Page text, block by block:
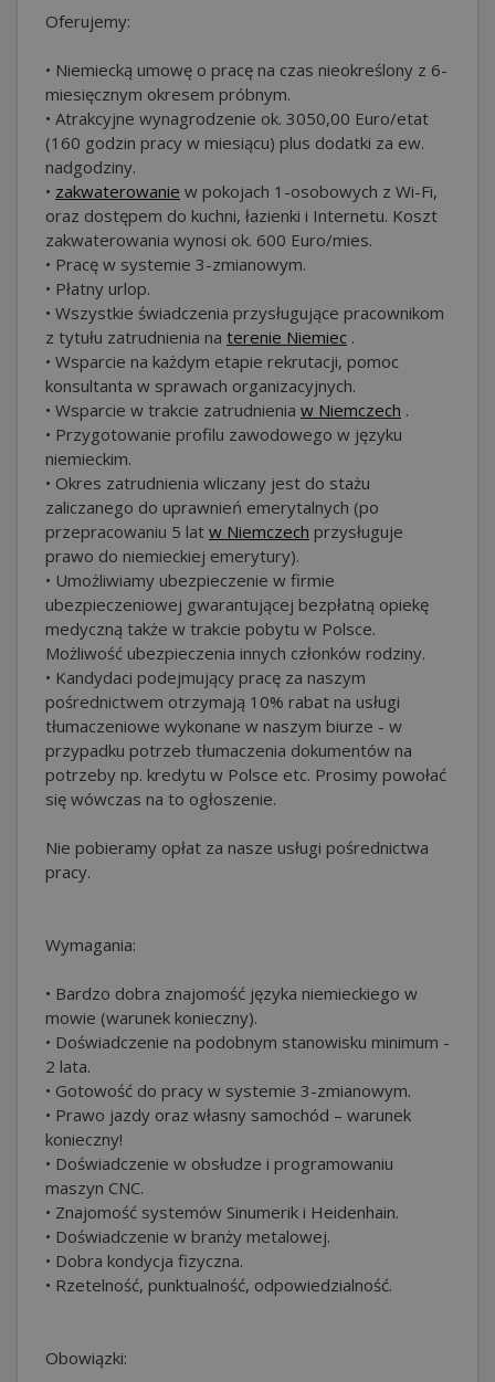
Oferujemy:
• Niemiecką umowę o pracę na czas nieokreślony z 6-
miesięcznym okresem próbnym.
• Atrakcyjne wynagrodzenie ok. 3050,00 Euro/etat
(160 godzin pracy w miesiącu) plus dodatki za ew.
nadgodziny.
• zakwaterowanie w pokojach 1-osobowych z Wi-Fi,
oraz dostępem do kuchni, łazienki i Internetu. Koszt
zakwaterowania wynosi ok. 600 Euro/mies.
• Pracę w systemie 3-zmianowym.
• Płatny urlop.
• Wszystkie świadczenia przysługujące pracownikom
z tytułu zatrudnienia na terenie Niemiec .
• Wsparcie na każdym etapie rekrutacji, pomoc
konsultanta w sprawach organizacyjnych.
• Wsparcie w trakcie zatrudnienia w Niemczech .
• Przygotowanie profilu zawodowego w języku
niemieckim.
• Okres zatrudnienia wliczany jest do stażu
zaliczanego do uprawnień emerytalnych (po
przepracowaniu 5 lat w Niemczech przysługuje
prawo do niemieckiej emerytury).
• Umożliwiamy ubezpieczenie w firmie
ubezpieczeniowej gwarantującej bezpłatną opiekę
medyczną także w trakcie pobytu w Polsce.
Możliwość ubezpieczenia innych członków rodziny.
• Kandydaci podejmujący pracę za naszym
pośrednictwem otrzymają 10% rabat na usługi
tłumaczeniowe wykonane w naszym biurze - w
przypadku potrzeb tłumaczenia dokumentów na
potrzeby np. kredytu w Polsce etc. Prosimy powołać
się wówczas na to ogłoszenie.
Nie pobieramy opłat za nasze usługi pośrednictwa
pracy.
Wymagania:
• Bardzo dobra znajomość języka niemieckiego w
mowie (warunek konieczny).
• Doświadczenie na podobnym stanowisku minimum -
2 lata.
• Gotowość do pracy w systemie 3-zmianowym.
• Prawo jazdy oraz własny samochód – warunek
konieczny!
• Doświadczenie w obsłudze i programowaniu
maszyn CNC.
• Znajomość systemów Sinumerik i Heidenhain.
• Doświadczenie w branży metalowej.
• Dobra kondycja fizyczna.
• Rzetelność, punktualność, odpowiedzialność.
Obowiązki: